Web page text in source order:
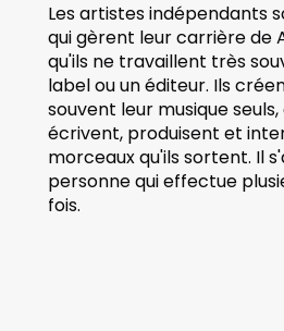
Les artistes indépendants
qui gèrent leur carrière de
qu'ils ne travaillent très
label ou un éditeur. Ils
souvent leur musique
écrivent, produisent et
morceaux qu'ils sortent. Il
personne qui effectue
fois.